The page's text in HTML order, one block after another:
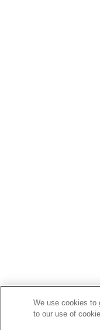
We use cookies to
to our use of